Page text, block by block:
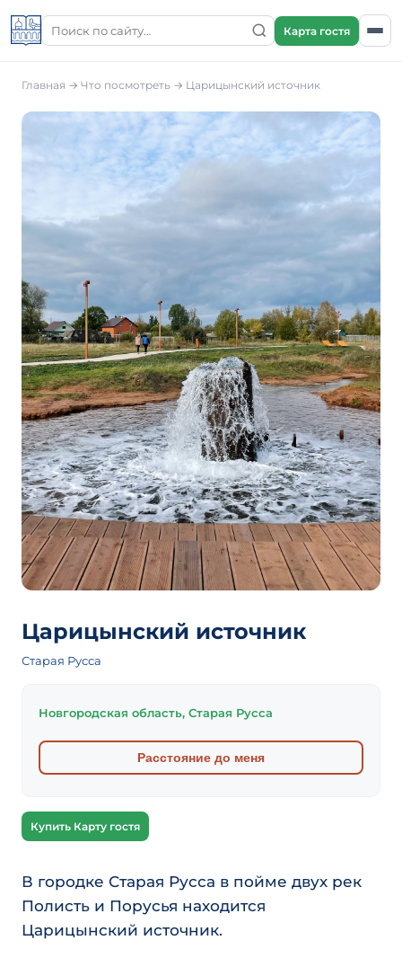
Карта гостя
Главная → Что посмотреть → Царицынский источник
Царицынский источник
Старая Русса
Новгородская область, Старая Русса
Расстояние до меня
Купить Карту гостя
В городке Старая Русса в пойме двух рек
Полисть и Порусья находится
Царицынский источник.